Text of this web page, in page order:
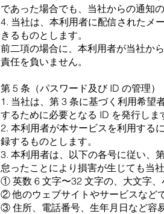
であった場合でも、当社からの通知
4. 当社は、本利⽤者に配信されたメ
きるものとします。
前⼆項の場合に、本利⽤者が当社か
責任を負いません。
第 5 条（パスワード及び ID の管理）
1. 当社は、第 3 条に基づく利⽤希望
するために必要となる ID を発⾏しま
2. 本利⽤者が本サービスを利⽤する
録するものとします。
3. 本利⽤者は、以下の各号に従い、
怠ったことにより損害が⽣じても当
① 英数 6 ⽂字〜32 ⽂字の、⼤⽂字
② 他のウェブサイトやサービスなど
③ 住所、電話番号、⽣年⽉⽇など容